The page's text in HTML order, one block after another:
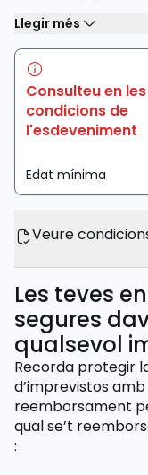
Llegir més
Consulteu en les
condicions de
l'esdeveniment
Edat mínima
Veure
Les teves
segures
qualsevol
Recorda protegir
d’imprevistos
reemborsament
qual se’t
: